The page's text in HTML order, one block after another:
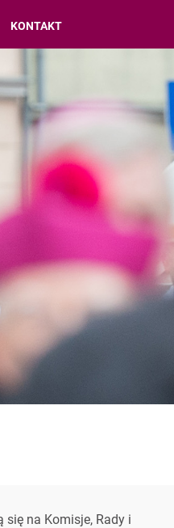
KONTAKT
się na Komisje, Rady i